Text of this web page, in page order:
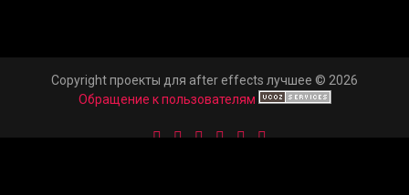
Copyright проекты для after effects лучшее © 2026
Обращение к пользователям